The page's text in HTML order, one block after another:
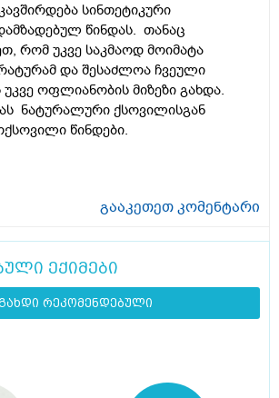
სინთეტიკური
წინდას. თანაც
რომ უკვე საკმაოდ მოიმატა
და შესაძლოა ჩვეული
უკვე ოფლიანობის მიზეზი გახდა.
ნატურალური ქსოვილისგან
წინდები.
გააკეთეთ კომენტარი
ექიმები
რეკომენდებული